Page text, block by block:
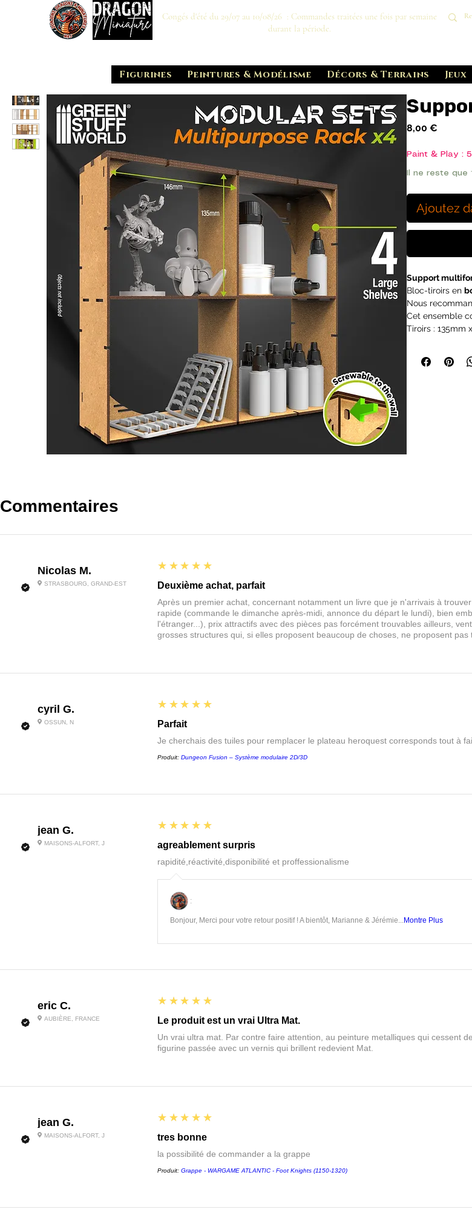
Congés d'été du 29/07 au 10/08/26 : Commandes traitées une fois par semaine
durant la période.
Figurines Peintures & Modélisme Décors & Terrains Jeux
8,00 €
Paint & Play :
Il ne reste que
Ajoutez
Support
Bloc-tiroirs en
Nous
Cet ensemble
Tiroirs : 135mm
Commentaires
Nicolas M.
STRASBOURG, GRAND-EST
5
★★★★★
Deuxième achat, parfait
Après un premier achat, concernant notamment un livre que je n'arrivais à
rapide (commande le dimanche après-midi, annonce du départ le lundi), bien
l'étranger...), prix attractifs avec des pièces pas forcément trouvables ailleurs,
grosses structures qui, si elles proposent beaucoup de choses, ne proposent
cyril G.
OSSUN, N
5
★★★★★
Parfait
Je cherchais des tuiles pour remplacer le plateau heroquest corresponds tout à
Produit: Dungeon Fusion – Système modulaire 2D/3D
jean G.
MAISONS-ALFORT, J
5
★★★★★
agreablement surpris
rapidité,réactivité,disponibilité et proffessionalisme
:
Bonjour, Merci pour votre retour positif ! A bientôt, Marianne & Jérémie...Montre Plus
eric C.
AUBIÈRE, FRANCE
5
★★★★★
Le produit est un vrai Ultra Mat.
Un vrai ultra mat. Par contre faire attention, au peinture metalliques qui cessent
figurine passée avec un vernis qui brillent redevient Mat.
jean G.
MAISONS-ALFORT, J
5
★★★★★
tres bonne
la possibilité de commander a la grappe
Produit: Grappe - WARGAME ATLANTIC - Foot Knights (1150-1320)